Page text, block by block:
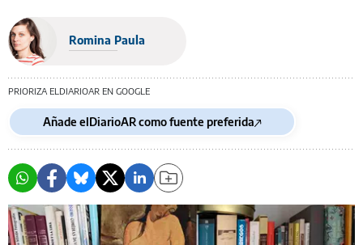
Romina Paula
PRIORIZA ELDIARIOAR EN GOOGLE
Añade elDiarioAR como fuente preferida